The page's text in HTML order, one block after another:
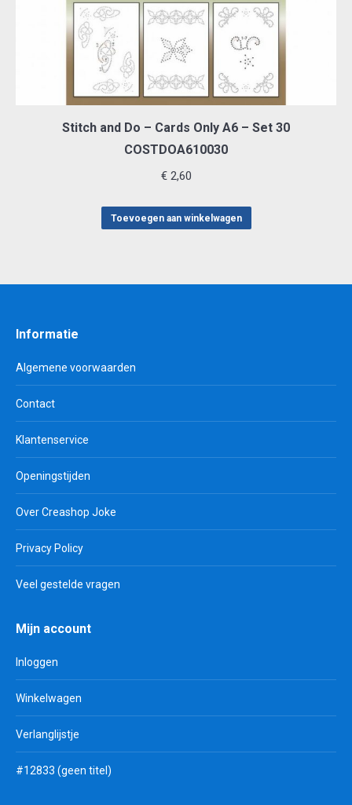
Stitch and Do – Cards Only A6 – Set 30
COSTDOA610030
€2,60
Toevoegen aan winkelwagen
Informatie
Algemene voorwaarden
Contact
Klantenservice
Openingstijden
Over Creashop Joke
Privacy Policy
Veel gestelde vragen
Mijn account
Inloggen
Winkelwagen
Verlanglijstje
#12833 (geen titel)